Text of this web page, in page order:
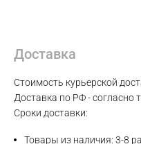
Доставка
Стоимость курьерской
Доставка по РФ -
Сроки доставки:
Товары из наличия: 3-8